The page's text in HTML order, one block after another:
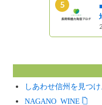
しあわせ信州を見つ
NAGANO WINE